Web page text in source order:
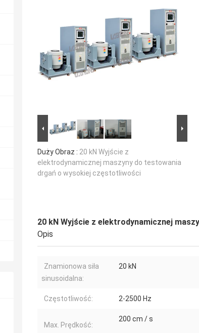
Duży Obraz : 20 kN Wyjście z
elektrodynamicznej maszyny do testowania
drgań o wysokiej częstotliwości
20 kN Wyjście z elektrodynamicznej
Opis
Znamionowa siła
sinusoidalna:
20 kN
Częstotliwość: 2-2500 Hz
Max. Prędkość:
200 cm / s